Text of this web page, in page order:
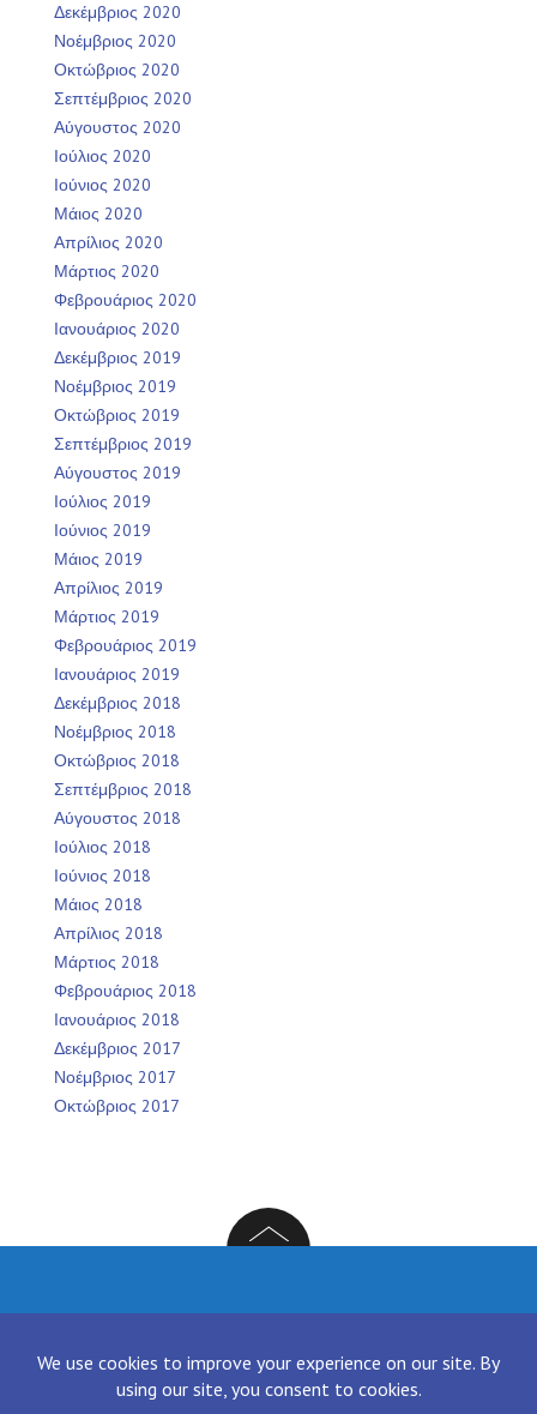
Δεκέμβριος 2020
Νοέμβριος 2020
Οκτώβριος 2020
Σεπτέμβριος 2020
Αύγουστος 2020
Ιούλιος 2020
Ιούνιος 2020
Μάιος 2020
Απρίλιος 2020
Μάρτιος 2020
Φεβρουάριος 2020
Ιανουάριος 2020
Δεκέμβριος 2019
Νοέμβριος 2019
Οκτώβριος 2019
Σεπτέμβριος 2019
Αύγουστος 2019
Ιούλιος 2019
Ιούνιος 2019
Μάιος 2019
Απρίλιος 2019
Μάρτιος 2019
Φεβρουάριος 2019
Ιανουάριος 2019
Δεκέμβριος 2018
Νοέμβριος 2018
Οκτώβριος 2018
Σεπτέμβριος 2018
Αύγουστος 2018
Ιούλιος 2018
Ιούνιος 2018
Μάιος 2018
Απρίλιος 2018
Μάρτιος 2018
Φεβρουάριος 2018
Ιανουάριος 2018
Δεκέμβριος 2017
Νοέμβριος 2017
Οκτώβριος 2017
Facebook
TwitterInstagram
LinkedIn